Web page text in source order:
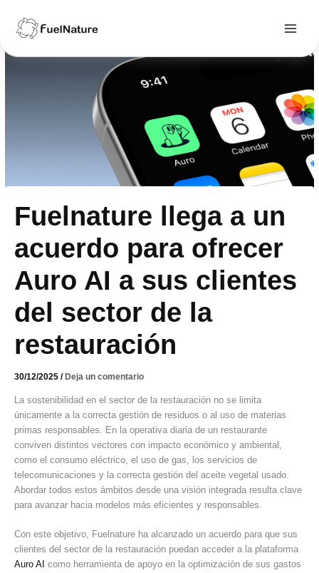
contenido
Fuelnature llega a un
acuerdo para ofrecer
Auro AI a sus clientes
del sector de la
restauración
30/12/2025 /Deja un comentario
La sostenibilidad en el sector de la restauración no se limita
únicamente a la correcta gestión de residuos o al uso de materias
primas responsables. En la operativa diaria de un restaurante
conviven distintos vectores con impacto económico y ambiental,
como el consumo eléctrico, el uso de gas, los servicios de
telecomunicaciones y la correcta gestión del aceite vegetal usado.
Abordar todos estos ámbitos desde una visión integrada resulta clave
para avanzar hacia modelos más eficientes y responsables.
Con este objetivo, Fuelnature ha alcanzado un acuerdo para que sus
clientes del sector de la restauración puedan acceder a la plataforma
Auro AI como herramienta de apoyo en la optimización de sus gastos